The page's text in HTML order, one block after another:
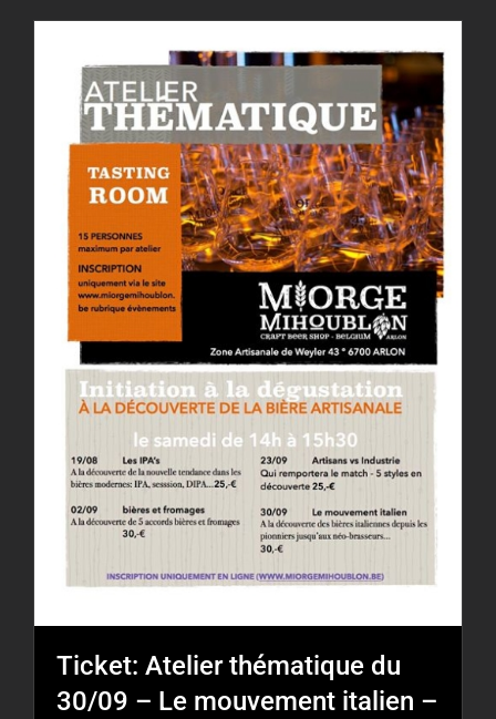
Ticket: Atelier thématique du
30/09 – Le mouvement italien –